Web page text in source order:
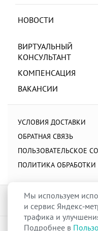
НОВОСТИ
ВИРТУАЛЬНЫЙ
КОНСУЛЬТАНТ
КОМПЕНСАЦИЯ
ВАКАНСИИ
УСЛОВИЯ ДОСТАВКИ
ОБРАТНАЯ СВЯЗЬ
ПОЛЬЗОВАТЕЛЬСКОЕ
ПОЛИТИКА
raduga-ural.ru ©
Мы используем
и сервис Яндекс-
трафика и
Подробнее в